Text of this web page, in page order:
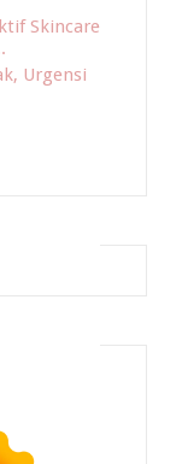
Skincare
Urgensi